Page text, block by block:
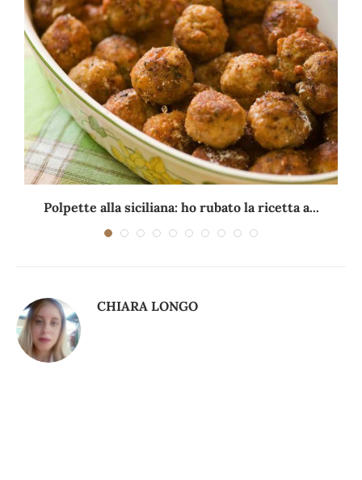
Polpette alla siciliana: ho rubato la ricetta a...
CHIARA LONGO